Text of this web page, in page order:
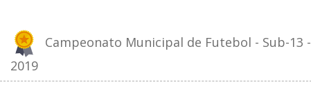
Campeonato Municipal de Futebol - Sub-13 -
2019